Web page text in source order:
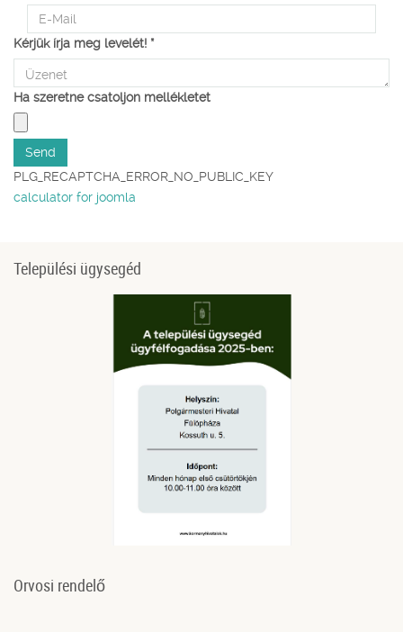
Kérjük írja meg levelét! *
Ha szeretne csatoljon mellékletet
PLG_RECAPTCHA_ERROR_NO_PUBLIC_KEY
calculator for joomla
Települési ügysegéd
Orvosi rendelő